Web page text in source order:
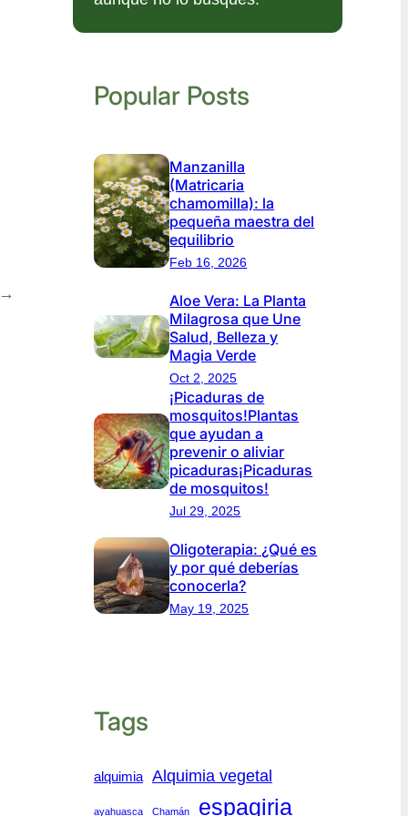
→
Popular Posts
Manzanilla
(Matricaria
chamomilla): la
pequeña maestra del
equilibrio
Feb 16, 2026
Aloe Vera: La Planta
Milagrosa que Une
Salud, Belleza y
Magia Verde
Oct 2, 2025
¡Picaduras de
mosquitos!Plantas
que ayudan a
prevenir o aliviar
picaduras¡Picaduras
de mosquitos!
Jul 29, 2025
Oligoterapia: ¿Qué es
y por qué deberías
conocerla?
May 19, 2025
Tags
alquimia Alquimia vegetal
ayahuasca Chamán espagiria